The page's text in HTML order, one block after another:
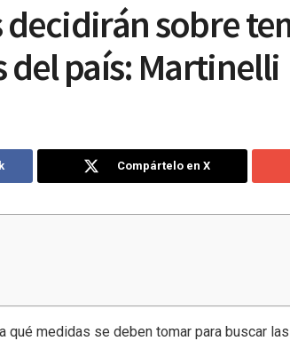
sobre
país: Martinelli
Compártelo en X
qué medidas se deben tomar para buscar